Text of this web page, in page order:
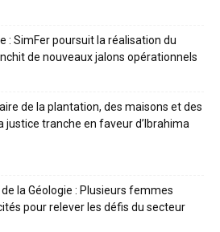
: SimFer poursuit la réalisation du
de nouveaux jalons opérationnels
de la plantation, des maisons et des
justice tranche en faveur d’Ibrahima
la Géologie : Plusieurs femmes
pour relever les défis du secteur